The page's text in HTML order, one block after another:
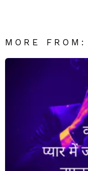
MORE FROM: